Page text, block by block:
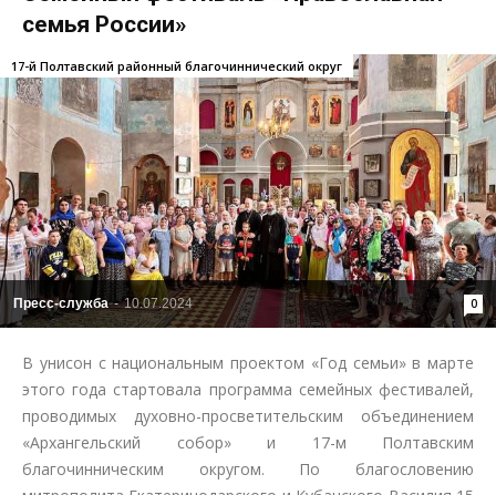
семья России»
Пресс-служба - 10.07.2024 0
17-й Полтавский районный благочиннический округ
В унисон с национальным проектом «Год семьи» в марте
этого года стартовала программа семейных фестивалей,
проводимых духовно-просветительским объединением
«Архангельский собор» и 17-м Полтавским
благочинническим округом. По благословению